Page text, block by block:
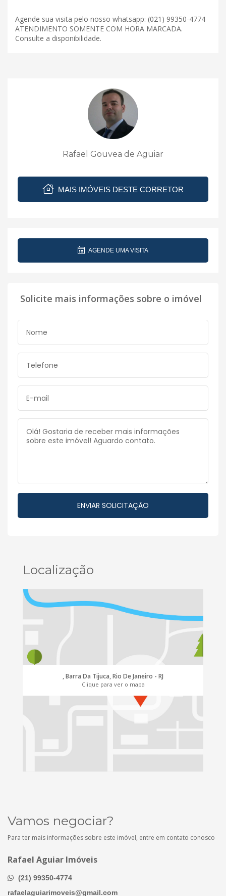
Agende sua visita pelo nosso whatsapp: (021) 99350-4774
ATENDIMENTO SOMENTE COM HORA MARCADA.
Consulte a disponibilidade.
Rafael Gouvea de Aguiar
MAIS IMÓVEIS DESTE CORRETOR
AGENDE UMA VISITA
Solicite mais informações sobre o imóvel
Localização
, Barra Da Tijuca, Rio De Janeiro - RJ
Clique para ver o mapa
Vamos negociar?
Para ter mais informações sobre este imóvel, entre em contato conosco
Rafael Aguiar Imóveis
(21) 99350-4774
rafaelaguiarimoveis@gmail.com